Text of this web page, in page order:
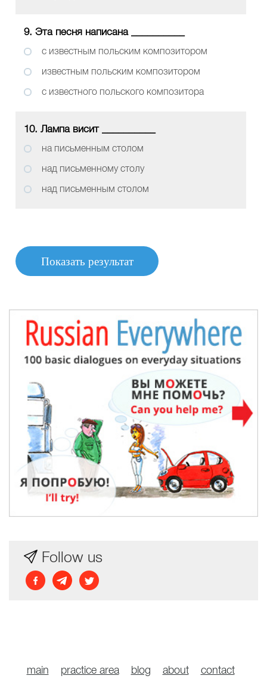
9. Эта песня написана __________
с известным польским композитором
известным польским композитором
с известного польского композитора
10. Лампа висит __________
на письменным столом
над письменному столу
над письменным столом
Follow us
main practice area blog about contact